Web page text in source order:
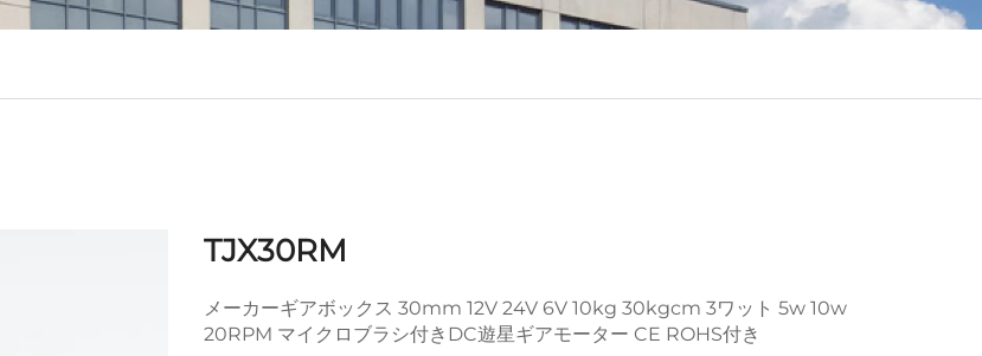
TJX30RM
メーカーギアボックス 30mm 12V 24V 6V 10kg 30kgcm 3ワット 5w 10w
20RPM マイクロブラシ付きDC遊星ギアモーター CE ROHS付き